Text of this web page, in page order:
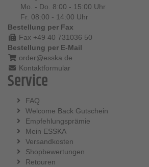
Mo. - Do. 8:00 - 15:00 Uhr
Fr. 08:00 - 14:00 Uhr
Bestellung per Fax
Fax +49 40 731036 50
Bestellung per E-Mail
order@esska.de
Kontaktformular
Service
FAQ
Welcome Back Gutschein
Empfehlungsprämie
Mein ESSKA
Versandkosten
Shopbewertungen
Retouren